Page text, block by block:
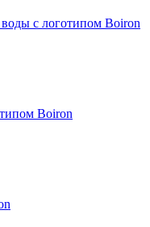
воды с логотипом Boiron
Boiron